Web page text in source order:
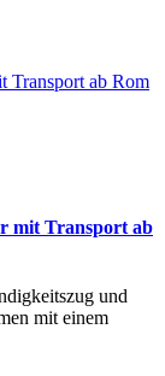
Transport ab Rom
mit Transport ab
und
mit einem